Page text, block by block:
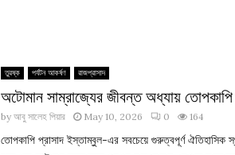
তুরষ্ক পর্যটন আকর্ষণ রাজপ্রাসাদ
অটোমান সাম্রাজ্যের জীবন্ত অধ্যায় তোপকাপি
byআবু সালেহ পিয়ার May 10, 2026 0 164
তোপকাপি প্রাসাদ ইস্তাম্বুল-এর সবচেয়ে গুরুত্বপূর্ণ ঐতিহাসিক